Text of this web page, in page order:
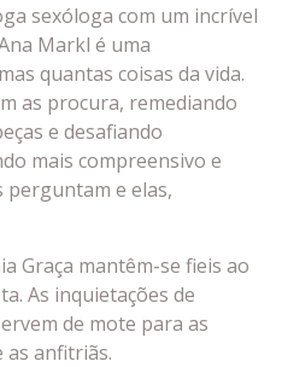
sexóloga com um incrível
Markl é uma
quantas coisas da vida.
as procura, remediando
e desafiando
mais compreensivo e
perguntam e elas,
Graça mantêm-se fieis ao
As inquietações de
de mote para as
as anfitriãs.